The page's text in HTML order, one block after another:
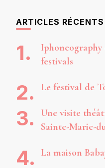
ARTICLES RÉCENTS
festivals
Le festival de
Une visite
Sainte-Marie-
La maison